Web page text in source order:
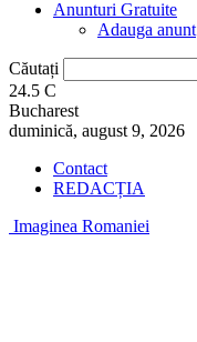
Anunturi Gratuite
Adauga anunt
Căutați
24.5 C
Bucharest
duminică, august 9, 2026
Contact
REDACȚIA
Imaginea Romaniei